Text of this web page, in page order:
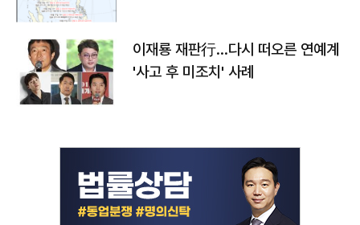
이재룡 재판行…다시 떠오른 연예계
'사고 후 미조치' 사례